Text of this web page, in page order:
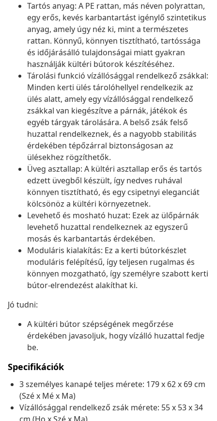
Tartós anyag: A PE rattan, más néven polyrattan,
egy erős, kevés karbantartást igénylő szintetikus
anyag, amely úgy néz ki, mint a természetes
rattan. Könnyű, könnyen tisztítható, tartóssága
és időjárásálló tulajdonságai miatt gyakran
használják kültéri bútorok készítéséhez.
Tárolási funkció vízállósággal rendelkező zsákkal:
Minden kerti ülés tárolóhellyel rendelkezik az
ülés alatt, amely egy vízállósággal rendelkező
zsákkal van kiegészítve a párnák, játékok és
egyéb tárgyak tárolására. A belső zsák felső
huzattal rendelkeznek, és a nagyobb stabilitás
érdekében tépőzárral biztonságosan az
ülésekhez rögzíthetők.
Üveg asztallap: A kültéri asztallap erős és tartós
edzett üvegből készült, így nedves ruhával
könnyen tisztítható, és egy csipetnyi eleganciát
kölcsönöz a kültéri környezetnek.
Levehető és mosható huzat: Ezek az ülőpárnák
levehető huzattal rendelkeznek az egyszerű
mosás és karbantartás érdekében.
Moduláris kialakítás: Ez a kerti bútorkészlet
moduláris felépítésű, így teljesen rugalmas és
könnyen mozgatható, így személyre szabott kerti
bútor-elrendezést alakíthat ki.
Jó tudni:
A kültéri bútor szépségének megőrzése
érdekében javasoljuk, hogy vízálló huzattal fedje
be.
Specifikációk
3 személyes kanapé teljes mérete: 179 x 62 x 69 cm
(Szé x Mé x Ma)
Vízállósággal rendelkező zsák mérete: 55 x 53 x 34